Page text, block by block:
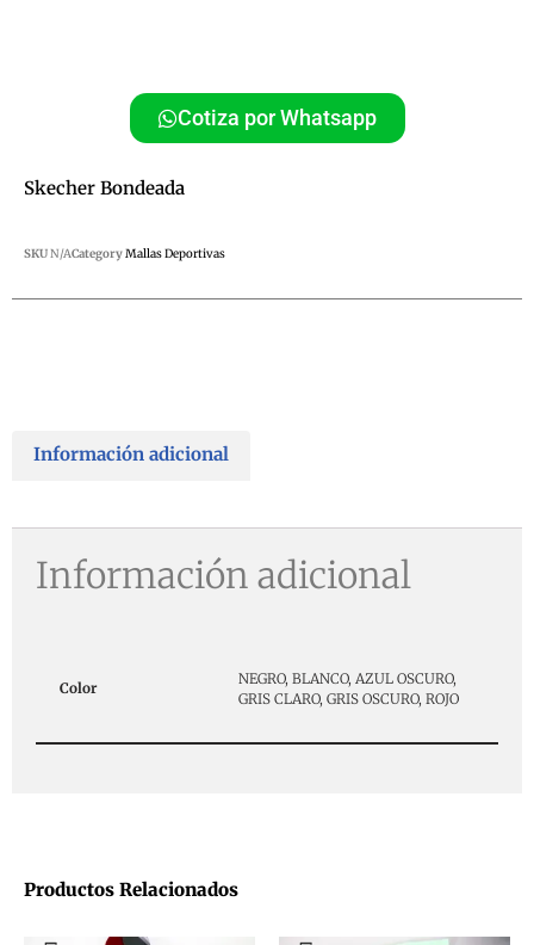
Cotiza por Whatsapp
Skecher Bondeada
SKUN/ACategoryMallas Deportivas
Información adicional
Información adicional
Color
NEGRO, BLANCO, AZUL OSCURO,
GRIS CLARO, GRIS OSCURO, ROJO
Productos Relacionados